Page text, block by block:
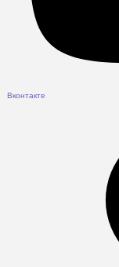
Вконтакте